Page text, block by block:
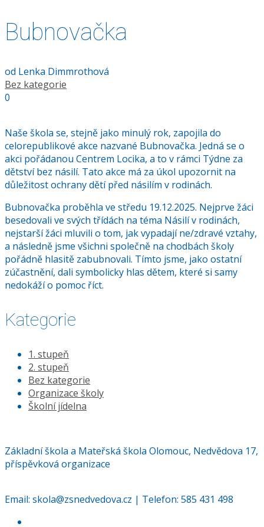
Bubnovačka
od Lenka Dimmrothová
Bez kategorie
0
Naše škola se, stejně jako minulý rok, zapojila do
celorepublikové akce nazvané Bubnovačka. Jedná se o
akci pořádanou Centrem Locika, a to v rámci Týdne za
dětství bez násilí. Tato akce má za úkol upozornit na
důležitost ochrany dětí před násilím v rodinách.
Bubnovačka proběhla ve středu 19.12.2025. Nejprve žáci
besedovali ve svých třídách na téma Násilí v rodinách,
nejstarší žáci mluvili o tom, jak vypadají ne/zdravé vztahy,
a následně jsme všichni společně na chodbách školy
pořádně hlasitě zabubnovali. Tímto jsme, jako ostatní
zúčastnění, dali symbolicky hlas dětem, které si samy
nedokáží o pomoc říct.
Kategorie
1. stupeň
2. stupeň
Bez kategorie
Organizace školy
Školní jídelna
Základní škola a Mateřská škola Olomouc, Nedvědova 17,
příspěvková organizace
Email: skola@zsnedvedova.cz | Telefon: 585 431 498